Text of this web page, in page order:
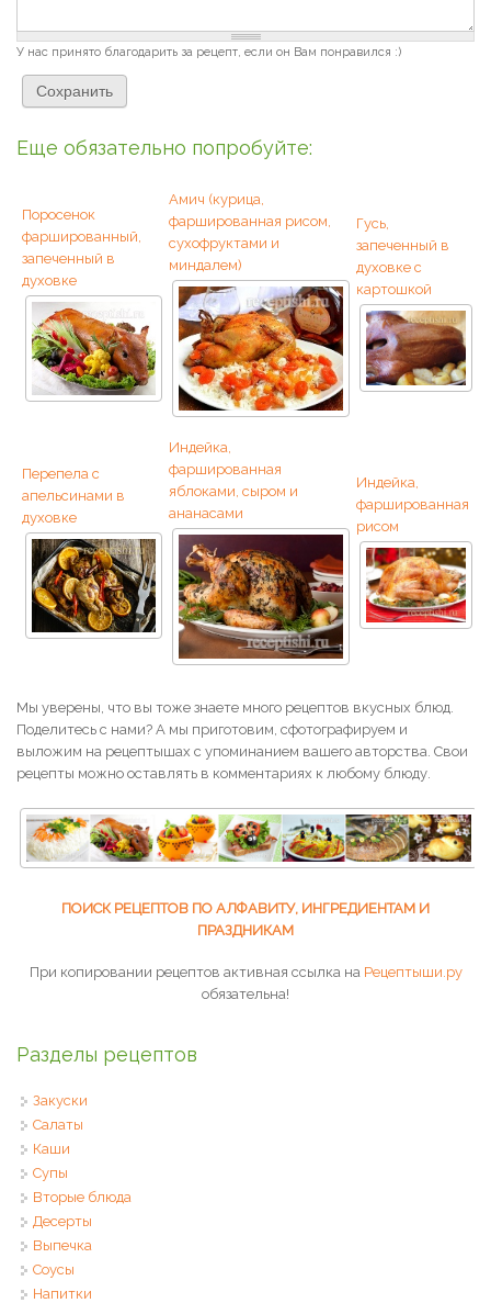
У нас принято благодарить за рецепт, если он Вам понравился :)
Еще обязательно попробуйте:
Поросенок
фаршированный,
запеченный в
духовке
Амич (курица,
фаршированная рисом,
сухофруктами и
миндалем)
Гусь,
запеченный в
духовке с
картошкой
Перепела с
апельсинами в
духовке
Индейка,
фаршированная
яблоками, сыром и
ананасами
Индейка,
фаршированная
рисом
Мы уверены, что вы тоже знаете много рецептов вкусных блюд.
Поделитесь с нами? А мы приготовим, сфотографируем и
выложим на рецептышах с упоминанием вашего авторства. Свои
рецепты можно оставлять в комментариях к любому блюду.
ПОИСК РЕЦЕПТОВ ПО АЛФАВИТУ, ИНГРЕДИЕНТАМ И
ПРАЗДНИКАМ
При копировании рецептов активная ссылка на Рецептыши.ру
обязательна!
Разделы рецептов
Закуски
Салаты
Каши
Супы
Вторые блюда
Десерты
Выпечка
Соусы
Напитки